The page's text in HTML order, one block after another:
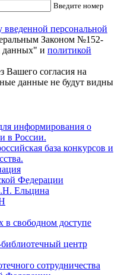
Введите номер
введенной персональной
Законом №152-
данных" и политикой
Вашего согласия на
данные не будут видны